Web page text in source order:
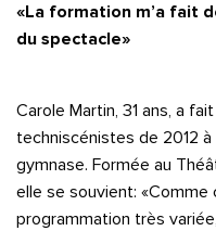
«La formation m’a fait
du spectacle»
Carole Martin, 31 ans, a
techniscénistes de 2012
gymnase. Formée au
elle se souvient: «Comme
programmation très